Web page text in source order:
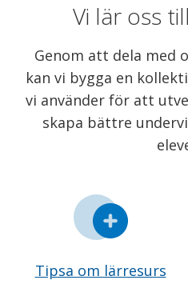
Vi lär oss
Genom att dela med
kan vi bygga en
vi använder för att
skapa bättre
Tipsa om lärresurs